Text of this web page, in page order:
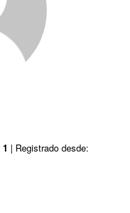
1 | Registrado desde: